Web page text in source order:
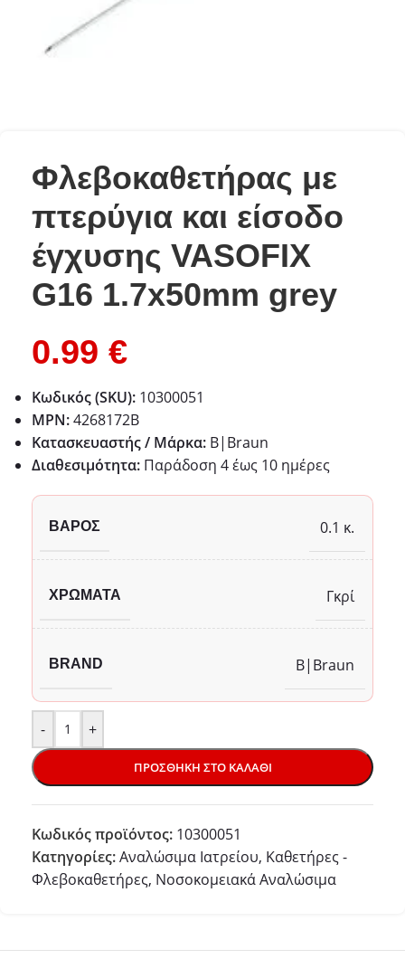
Φλεβοκαθετήρας με
πτερύγια και είσοδο
έγχυσης VASOFIX
G16 1.7x50mm grey
0.99 €
Κωδικός (SKU): 10300051
MPN:4268172B
Κατασκευαστής / Μάρκα: B|Braun
Διαθεσιμότητα: Παράδoση 4 έως 10 ημέρες
ΒΆΡΟΣ 0.1 κ.
ΧΡΏΜΑΤΑ Γκρί
BRAND B|Braun
- +
ΠΡΟΣΘΉΚΗ ΣΤΟ ΚΑΛΆΘΙ
Κωδικός προϊόντος: 10300051
Κατηγορίες:Αναλώσιμα Ιατρείου, Καθετήρες -
Φλεβοκαθετήρες, Νοσοκομειακά Αναλώσιμα